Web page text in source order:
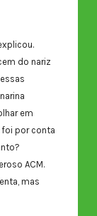
do nariz
em
foi por conta
ACM.
mas